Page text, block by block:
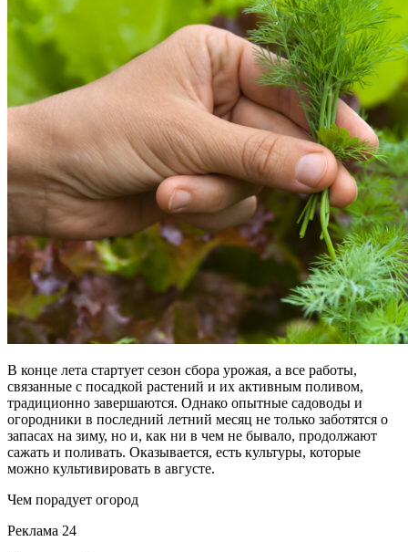
В конце лета стартует сезон сбора урожая, а все работы,
связанные с посадкой растений и их активным поливом,
традиционно завершаются. Однако опытные садоводы и
огородники в последний летний месяц не только заботятся о
запасах на зиму, но и, как ни в чем не бывало, продолжают
сажать и поливать. Оказывается, есть культуры, которые
можно культивировать в августе.
Чем порадует огород
Реклама 24